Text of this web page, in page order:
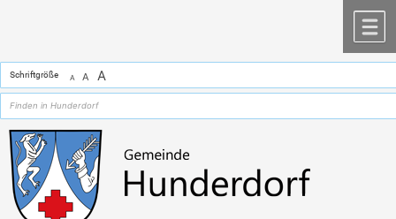
Schriftgröße A A A